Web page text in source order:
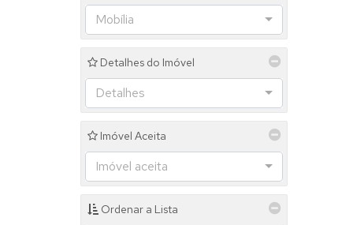
Recanto da Serra II (1)
Recanto do Lago (2)
Residencial Fazenda das Areias (9)
Residencial Macaubeiras (1)
Rosário (1)
Santo Antônio (1)
Solário da Mantiqueira (6)
Terras de São José (4)
Vila Bancária (1)
Vila Brasil (2)
Vila Conceição (1)
Vila Conrado (1)
Mobília
Detalhes do Imóvel
Detalhes
Imóvel Aceita
Imóvel aceita
Ordenar a Lista